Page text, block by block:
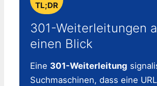
TL;DR
301-Weiterleitungen
einen Blick
Eine 301-Weiterleitung
Suchmaschinen, dass eine